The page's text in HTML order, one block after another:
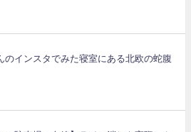
のインスタでみた寝室にある北欧の蛇腹